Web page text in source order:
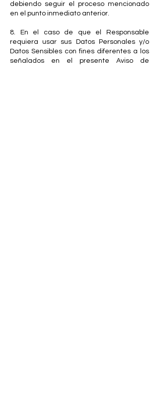
debiendo seguir el proceso mencionado
en el punto inmediato anterior.
8. En el caso de que el Responsable
requiera usar sus Datos Personales y/o
Datos Sensibles con fines diferentes a los
señalados en el presente Aviso de